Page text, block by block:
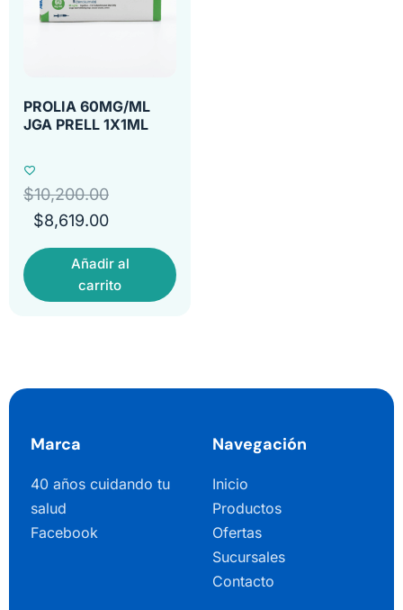
PROLIA 60MG/ML
JGA PRELL 1X1ML
$10,200.00
$8,619.00
Añadir al
carrito
Marca
40 años cuidando tu
salud
Facebook
Navegación
Inicio
Productos
Ofertas
Sucursales
Contacto